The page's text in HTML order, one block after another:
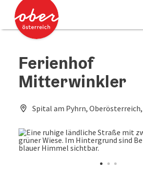
Zum Inhalt
Zum Seitenanfang
Ferienhof
Mitterwinkler
Spital am Pyhrn,